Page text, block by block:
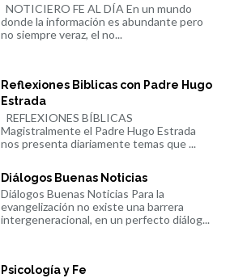
NOTICIERO FE AL DÍA En un mundo
donde la información es abundante pero
no siempre veraz, el no...
Reflexiones Biblicas con Padre Hugo
Estrada
REFLEXIONES BÍBLICAS
Magistralmente el Padre Hugo Estrada
nos presenta diariamente temas que ...
Diálogos Buenas Noticias
Diálogos Buenas Noticias Para la
evangelización no existe una barrera
intergeneracional, en un perfecto diálog...
Psicología y Fe